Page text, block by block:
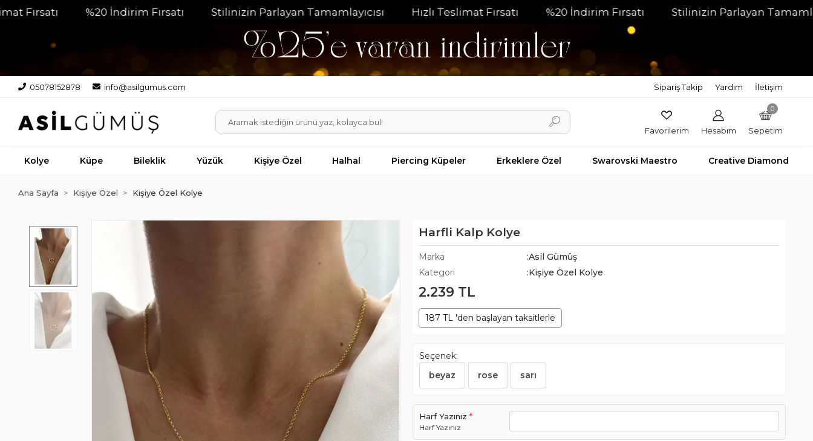
%20 İndirim Fırsatı Stilinizin Parlayan Tamamlayıcısı Hızlı Teslimat Fırsatı %20 İndirim Fırsatı Stilinizin Parlayan Tamamlayıcısı
05078152878 info@asilgumus.com Sipariş Takip Yardım İletişim
Favorilerim Hesabım
0
Sepetim
Kolye Küpe Bileklik Yüzük Kişiye Özel Halhal Piercing Küpeler Erkeklere Özel Swarovski Maestro Creative Diamond
Ana Sayfa Kişiye Özel Kişiye Özel Kolye
Harfli Kalp Kolye
Marka
:Asil Gümüş
Kategori
:Kişiye Özel Kolye
2.239 TL
187 TL 'den başlayan taksitlerle
Seçenek:
beyaz
rose sarı
Harf Yazınız *
Harf Yazınız